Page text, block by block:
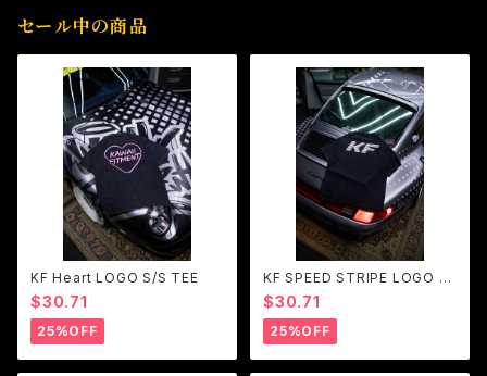
セール中の商品
KF Heart LOGO S/S TEE
$30.71
25%OFF
KF SPEED STRIPE LOGO S/
S TEE
$30.71
25%OFF